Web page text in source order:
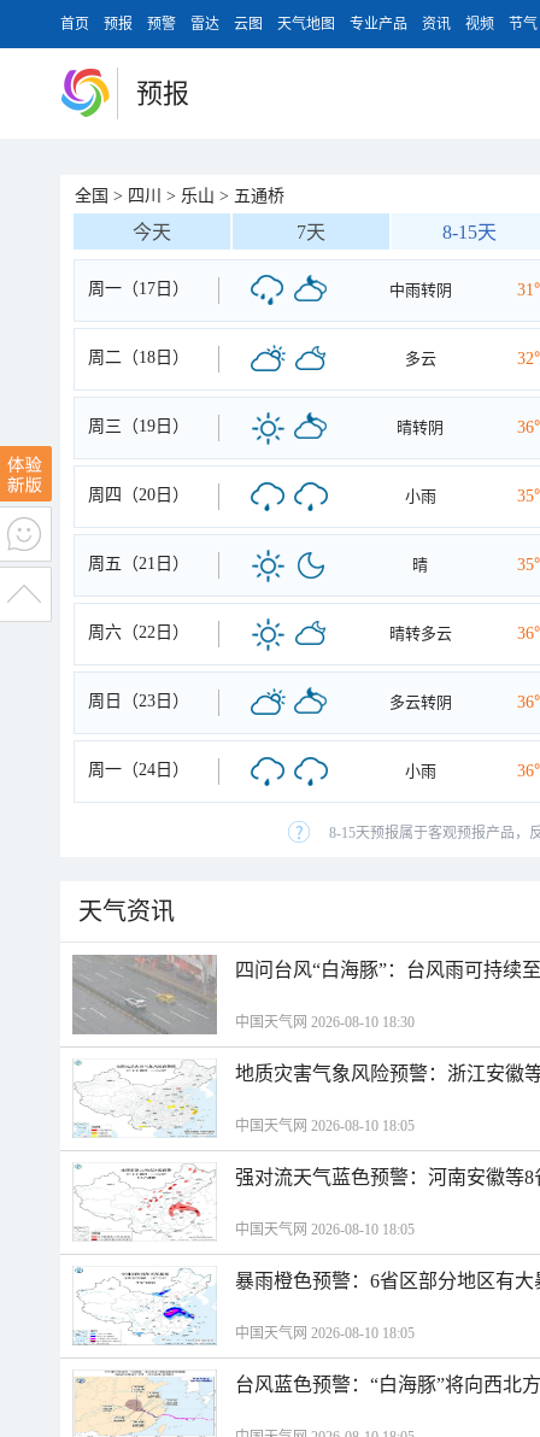
首页 预报 预警 雷达 云图 天气地图 专业产品 资讯 视频 节气
预报
全国 > 四川 > 乐山 > 五通桥
今天 7天 8-15天
周一（17日） 中雨转阴
周二（18日） 多云
周三（19日） 晴转阴
周四（20日） 小雨
周五（21日） 晴
周六（22日） 晴转多云
周日（23日） 多云转阴
周一（24日） 小雨
8-15天预报属于客观预报产品，
天气资讯
四问台风“白海豚”：台风雨可持续
中国天气网 2026-08-10 18:30
地质灾害气象风险预警：浙江安徽
中国天气网 2026-08-10 18:05
强对流天气蓝色预警：河南安徽等
中国天气网 2026-08-10 18:05
暴雨橙色预警：6省区部分地区有
中国天气网 2026-08-10 18:05
台风蓝色预警：“白海豚”将向西北